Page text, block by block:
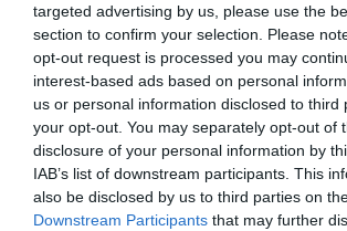
targeted advertising by us, please use the
section to confirm your selection. Please
opt-out request is processed you may
interest-based ads based on personal
us or personal information disclosed to third
your opt-out. You may separately opt-out of
disclosure of your personal information by
IAB’s list of downstream participants. This
also be disclosed by us to third parties on
Downstream Participants that may further
νευροδιαφορετικήτην έχει
υποκριτική, πιστεύει: « Ανέκαθεν
τους ανθρώπους και μάθαινα από
γεγονός ότι έπρεπε να μάθω από
να κοινωνικοποιούμαι και να
έχει βοηθήσει στην υποκριτική ».
εξέλαβε ως «απελευθερωτική» τη